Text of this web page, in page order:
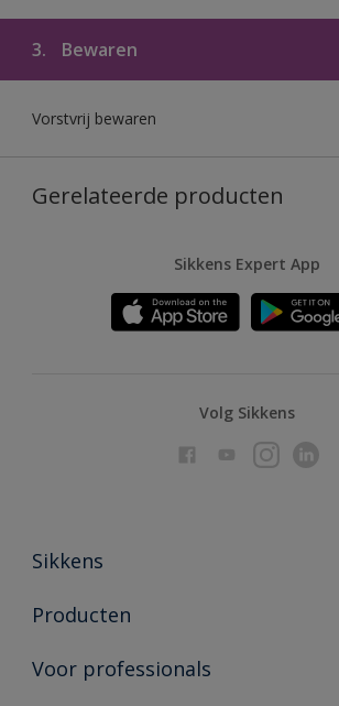
3. Bewaren
Vorstvrij bewaren
Gerelateerde producten
Sikkens Expert App
Volg Sikkens
Sikkens
Over Sikkens
Duurzaamheid
Producten
Producten voor binnen
Voor professionals